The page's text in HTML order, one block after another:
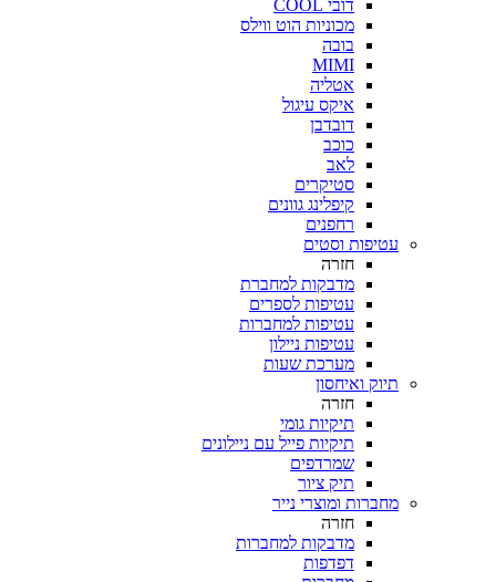
דובי COOL
מכוניות הוט ווילס
בובה
MIMI
אטליה
איקס עיגול
דובדבן
כוכב
לאב
סטיקרים
קיפלינג גוונים
רחפנים
עטיפות וסטים
חזרה
מדבקות למחברת
עטיפות לספרים
עטיפות למחברות
עטיפות ניילון
מערכת שעות
תיוק ואיחסון
חזרה
תיקיות גומי
תיקיות פייל עם ניילונים
שמרדפים
תיק ציור
מחברות ומוצרי נייר
חזרה
מדבקות למחברות
דפדפות